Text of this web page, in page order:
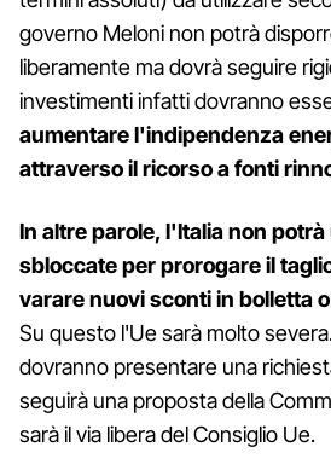
governo Meloni non potrà
liberamente ma dovrà seguire
investimenti infatti dovranno
aumentare l'indipendenza
attraverso il ricorso a fonti
In altre parole, l'Italia non
sbloccate per prorogare il
varare nuovi sconti in bolletta
Su questo l'Ue sarà molto
dovranno presentare una
seguirà una proposta della
sarà il via libera del Consiglio Ue.